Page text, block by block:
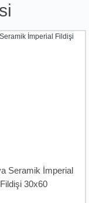
Seramik İmperial
Fildişi 30x60